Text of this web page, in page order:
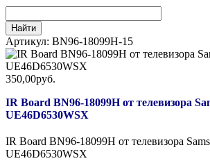
Артикул: BN96-18099H-15
350,00руб.
IR Board BN96-18099H от телевизора
UE46D6530WSX
IR Board BN96-18099H от телевизора
UE46D6530WSX